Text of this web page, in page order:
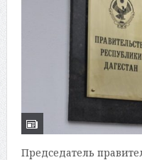
Председатель